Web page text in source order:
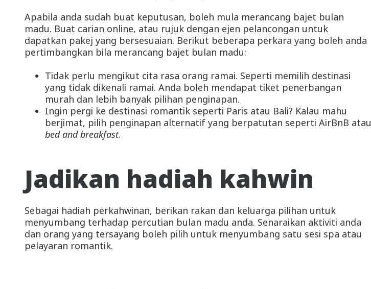
Apabila anda sudah buat keputusan, boleh mula merancang bajet bulan
madu. Buat carian online, atau rujuk dengan ejen pelancongan untuk
dapatkan pakej yang bersesuaian. Berikut beberapa perkara yang boleh anda
pertimbangkan bila merancang bajet bulan madu:
Tidak perlu mengikut cita rasa orang ramai. Seperti memilih destinasi
yang tidak dikenali ramai. Anda boleh mendapat tiket penerbangan
murah dan lebih banyak pilihan penginapan.
Ingin pergi ke destinasi romantik seperti Paris atau Bali? Kalau mahu
berjimat, pilih penginapan alternatif yang berpatutan seperti AirBnB atau
bed and breakfast.
Jadikan hadiah kahwin
Sebagai hadiah perkahwinan, berikan rakan dan keluarga pilihan untuk
menyumbang terhadap percutian bulan madu anda. Senaraikan aktiviti anda
dan orang yang tersayang boleh pilih untuk menyumbang satu sesi spa atau
pelayaran romantik.